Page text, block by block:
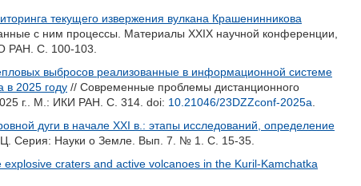
текущего извержения вулкана Крашенинникова
с ним процессы. Материалы XXIX научной конференции,
РАН. С. 100-103.
выбросов реализованные в информационной системе
в 2025 году // Современные проблемы дистанционного
г.. М.: ИКИ РАН. С. 314. doi: 10.21046/23DZZconf-2025a
дуги в начале XXI в.: этапы исследований, определение
Серия: Науки о Земле. Вып. 7. № 1. С. 15-35.
craters and active volcanoes in the Kuril-Kamchatka